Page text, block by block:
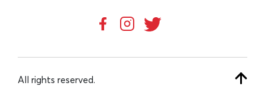
All rights reserved.